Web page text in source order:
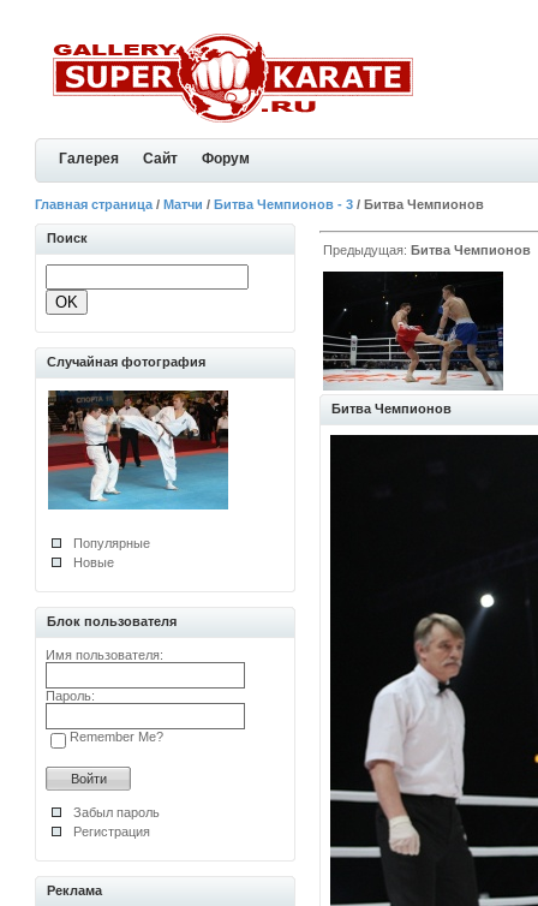
Галерея Сайт Форум
Главная страница /Матчи /Битва Чемпионов - 3 / Битва Чемпионов
Поиск
Случайная фотография
Популярные
Новые
Блок пользователя
Имя пользователя:
Пароль:
Remember Me?
Забыл пароль
Регистрация
Реклама
Предыдущая:Битва Чемпионов
Битва Чемпионов